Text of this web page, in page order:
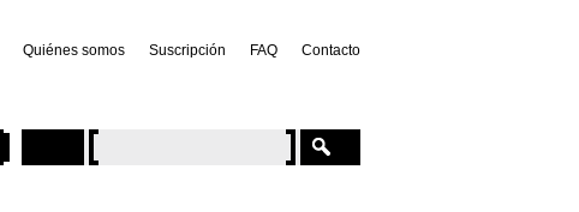
Quiénes somos Suscripción FAQ Contacto